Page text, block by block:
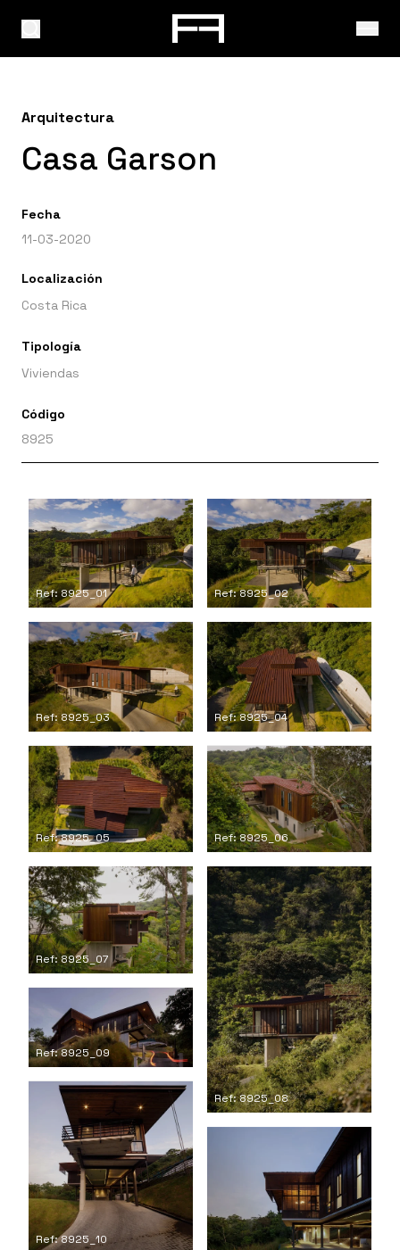
Arquitectura
Casa Garson
Fecha
11-03-2020
Localización
Costa Rica
Tipología
Viviendas
Código
8925
Ref: 8925_01 Ref: 8925_02
Ref: 8925_03 Ref: 8925_04
Ref: 8925_05 Ref: 8925_06
Ref: 8925_07
Ref: 8925_08
Ref: 8925_09
Ref: 8925_10